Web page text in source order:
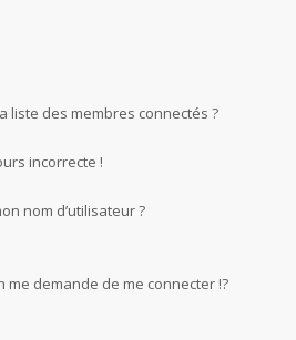
liste des membres connectés ?
incorrecte !
nom d’utilisateur ?
me demande de me connecter !?